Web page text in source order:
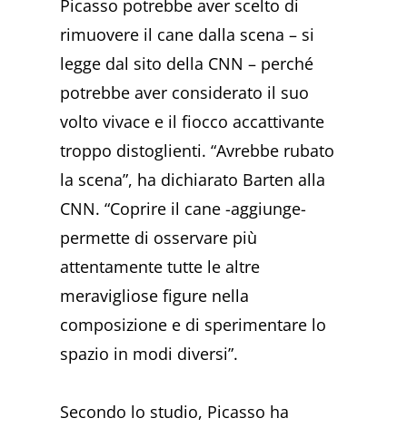
Picasso potrebbe aver scelto di
rimuovere il cane dalla scena – si
legge dal sito della CNN – perché
potrebbe aver considerato il suo
volto vivace e il fiocco accattivante
troppo distoglienti. “Avrebbe rubato
la scena”, ha dichiarato Barten alla
CNN. “Coprire il cane -aggiunge-
permette di osservare più
attentamente tutte le altre
meravigliose figure nella
composizione e di sperimentare lo
spazio in modi diversi”.
Secondo lo studio, Picasso ha